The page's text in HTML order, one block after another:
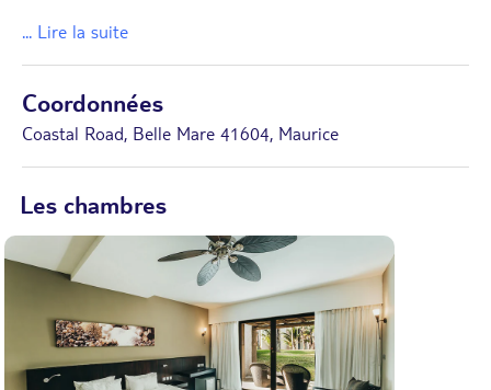
... Lire la suite
Coordonnées
Coastal Road, Belle Mare 41604, Maurice
Les chambres